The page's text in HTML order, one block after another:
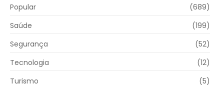
Popular
(689)
Saúde
(199)
Segurança
(52)
Tecnologia
(12)
Turismo
(5)